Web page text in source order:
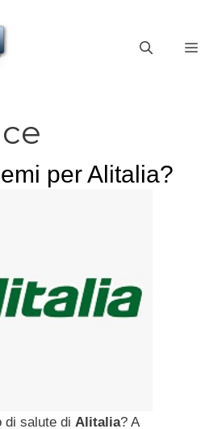
per Alitalia?
di salute di Alitalia? A